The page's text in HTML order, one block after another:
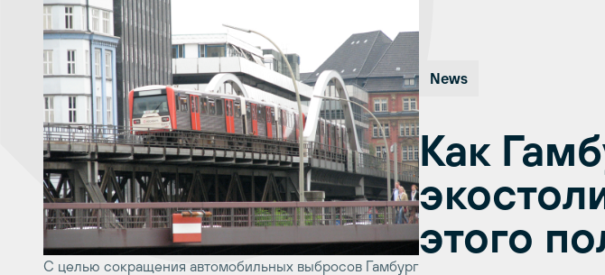
С целью сокращения автомобильных выбросов Гамбург
News
Как
этого